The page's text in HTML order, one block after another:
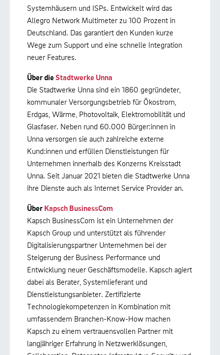
Systemhäusern und ISPs. Entwickelt wird das
Allegro Network Multimeter zu 100 Prozent in
Deutschland. Das garantiert den Kunden kurze
Wege zum Support und eine schnelle Integration
neuer Features.
Über die Stadtwerke Unna
Die Stadtwerke Unna sind ein 1860 gegründeter,
kommunaler Versorgungsbetrieb für Ökostrom,
Erdgas, Wärme, Photovoltaik, Elektromobilität und
Glasfaser. Neben rund 60.000 Bürger:innen in
Unna versorgen sie auch zahlreiche externe
Kund:innen und erfüllen Dienstleistungen für
Unternehmen innerhalb des Konzerns Kreisstadt
Unna. Seit Januar 2021 bieten die Stadtwerke Unna
ihre Dienste auch als Internet Service Provider an.
Über Kapsch BusinessCom
Kapsch BusinessCom ist ein Unternehmen der
Kapsch Group und unterstützt als führender
Digitalisierungspartner Unternehmen bei der
Steigerung der Business Performance und
Entwicklung neuer Geschäftsmodelle. Kapsch agiert
dabei als Berater, Systemlieferant und
Dienstleistungsanbieter. Zertifizierte
Technologiekompetenzen in Kombination mit
umfassendem Branchen-Know-How machen
Kapsch zu einem vertrauensvollen Partner mit
langjähriger Erfahrung in Netzwerklösungen,